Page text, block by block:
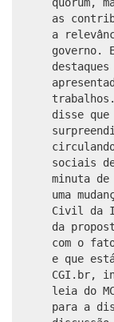
as
a
governo.
disse
sociais
minuta de
uma
Civil da
da
com o
e que
CGI.br,
leia do
para a